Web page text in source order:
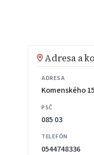
Adresa a
ADRESA
Komenského
PSČ
085 03
TELEFÓN
0544748336